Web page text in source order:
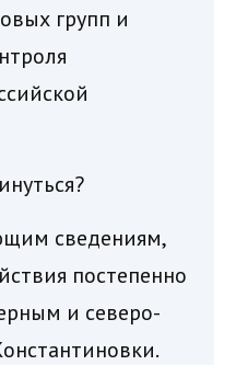
групп и
сведениям,
постепенно
и северо-